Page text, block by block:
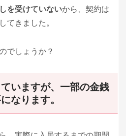
を受けていないから、契約は
てきました。
でしょうか？
いますが、一部の金銭
なります。